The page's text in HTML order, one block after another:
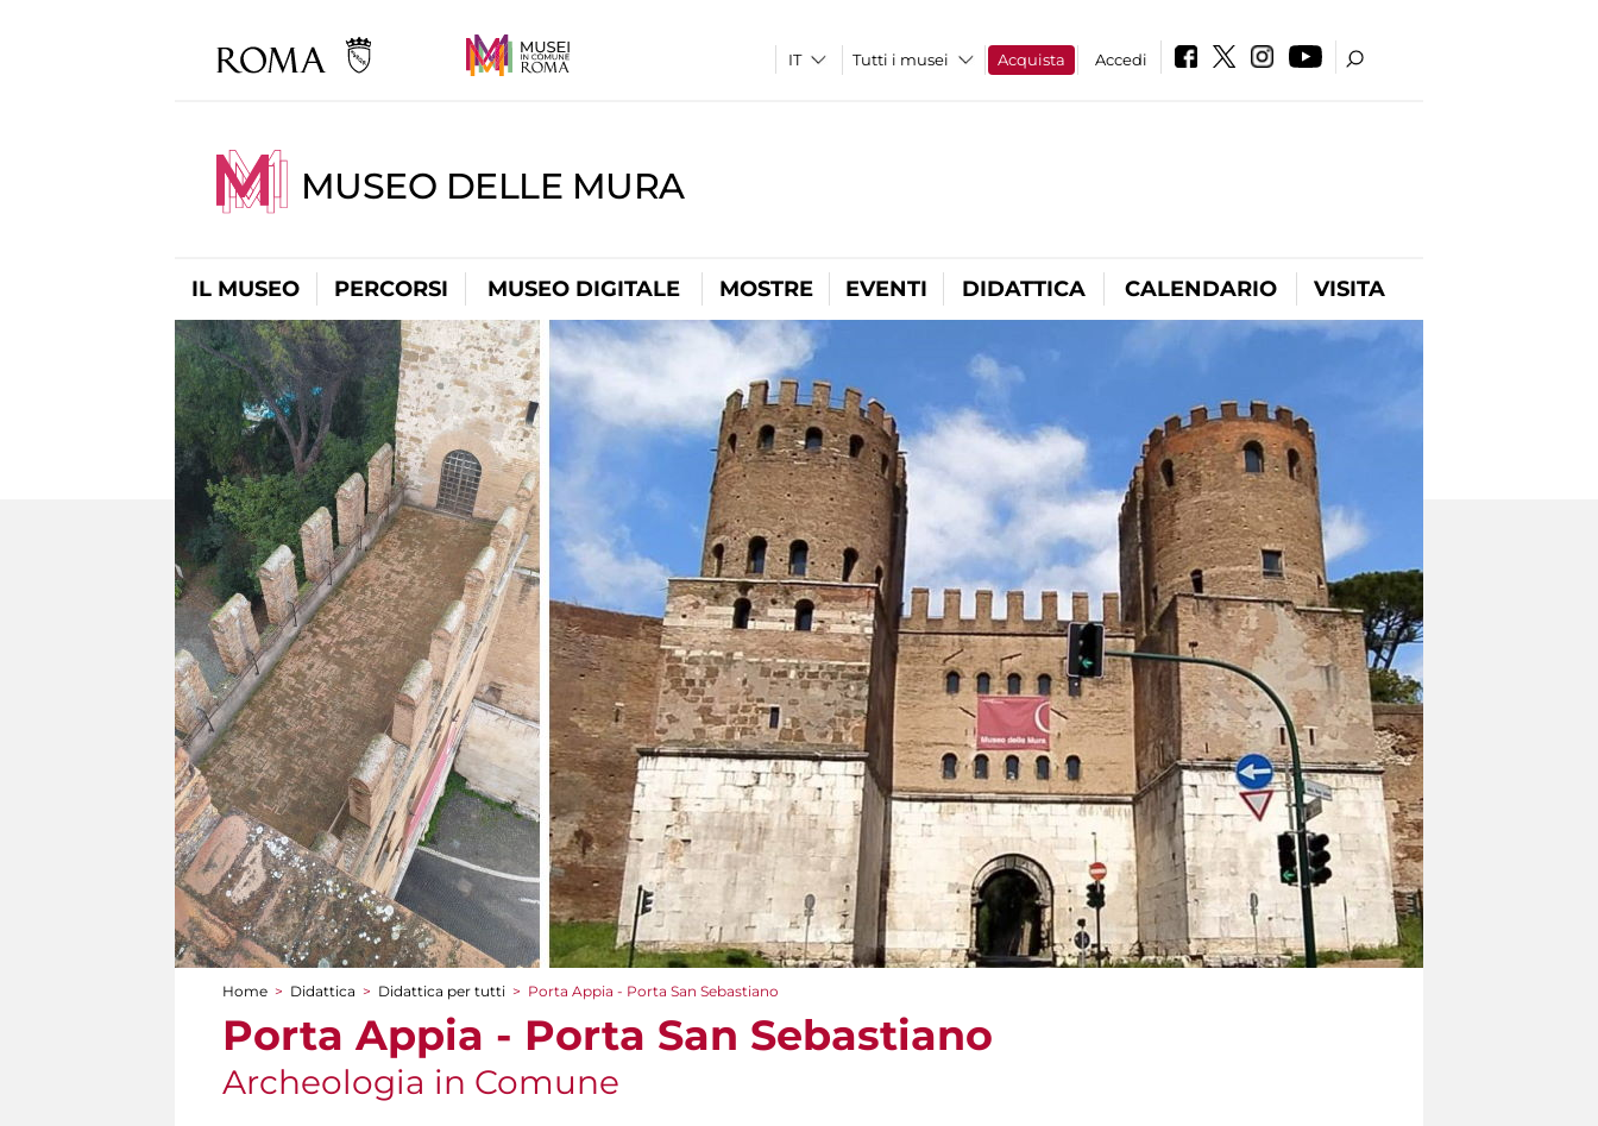
Tutti i musei Acquista Accedi
MUSEO DELLE MURA
IL MUSEO PERCORSI MUSEO DIGITALE MOSTRE EVENTI DIDATTICA CALENDARIO VISITA
Tu sei qui
Home > Didattica > Didattica per tutti > Porta Appia - Porta San Sebastiano
Porta Appia - Porta San Sebastiano
Archeologia in Comune